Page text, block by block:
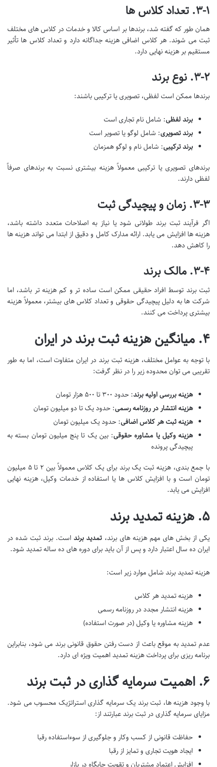
۳-۱. تعداد کلاس ها
همان طور که گفته شد، برندها بر اساس کالا و خدمات در کلاس های مختلف
ثبت می شوند. هر کلاس اضافی هزینه جداگانه دارد و تعداد کلاس ها تأثیر
مستقیم بر هزینه نهایی دارد.
۳-۲. نوع برند
برندها ممکن است لفظی، تصویری یا ترکیبی باشند:
برند لفظی: شامل نام تجاری است
برند تصویری: شامل لوگو یا تصویر است
برند ترکیبی: شامل نام و لوگو همزمان
برندهای تصویری یا ترکیبی معمولاً هزینه بیشتری نسبت به برندهای صرفاً
لفظی دارند.
۳-۳. زمان و پیچیدگی ثبت
اگر فرآیند ثبت برند طولانی شود یا نیاز به اصلاحات متعدد داشته باشد،
هزینه ها افزایش می یابد. ارائه مدارک کامل و دقیق از ابتدا می تواند هزینه ها
را کاهش دهد.
۳-۴. مالک برند
ثبت برند توسط افراد حقیقی ممکن است ساده تر و کم هزینه تر باشد، اما
شرکت ها به دلیل پیچیدگی حقوقی و تعداد کلاس های بیشتر، معمولاً هزینه
بیشتری پرداخت می کنند.
۴. میانگین هزینه ثبت برند در ایران
با توجه به عوامل مختلف، هزینه ثبت برند در ایران متفاوت است، اما به طور
تقریبی می توان محدوده زیر را در نظر گرفت:
هزینه بررسی اولیه برند: حدود ۳۰۰ تا ۵۰۰ هزار تومان
هزینه انتشار در روزنامه رسمی: حدود یک تا دو میلیون تومان
هزینه ثبت هر کلاس اضافی: حدود یک میلیون تومان
هزینه وکیل یا مشاوره حقوقی: بین یک تا پنج میلیون تومان بسته به
پیچیدگی پرونده
با جمع بندی، هزینه ثبت یک برند برای یک کلاس معمولاً بین ۲ تا ۵ میلیون
تومان است و با افزایش کلاس ها یا استفاده از خدمات وکیل، هزینه نهایی
افزایش می یابد.
۵. هزینه تمدید برند
یکی از بخش های مهم هزینه های برند،تمدید برنداست. برند ثبت شده در
ایران ده سال اعتبار دارد و پس از آن باید برای دوره های ده ساله تمدید شود.
هزینه تمدید برند شامل موارد زیر است:
هزینه تمدید هر کلاس
هزینه انتشار مجدد در روزنامه رسمی
هزینه مشاوره یا وکیل (در صورت استفاده)
عدم تمدید به موقع باعث از دست رفتن حقوق قانونی برند می شود، بنابراین
برنامه ریزی برای پرداخت هزینه تمدید اهمیت ویژه ای دارد.
۶. اهمیت سرمایه گذاری در ثبت برند
با وجود هزینه ها، ثبت برند یک سرمایه گذاری استراتژیک محسوب می شود.
مزایای سرمایه گذاری در ثبت برند عبارتند از:
حفاظت قانونی از کسب وکار و جلوگیری از سوءاستفاده رقبا
ایجاد هویت تجاری و تمایز از رقبا
افزایش اعتماد مشتریان و تقویت جایگاه در بازار